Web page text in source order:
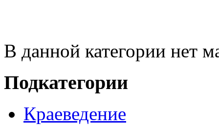
В данной категории нет
Подкатегории
Краеведение